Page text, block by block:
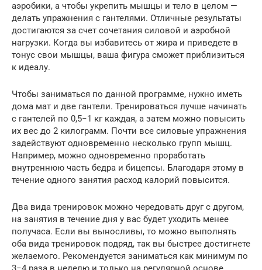
аэробики, а чтобы укрепить мышцы и тело в целом —
делать упражнения с гантелями. Отличные результаты
достигаются за счет сочетания силовой и аэробной
нагрузки. Когда вы избавитесь от жира и приведете в
тонус свои мышцы, ваша фигура сможет приблизиться
к идеалу.
Чтобы заниматься по данной программе, нужно иметь
дома мат и две гантели. Тренироваться лучше начинать
с гантелей по 0,5−1 кг каждая, а затем можно повысить
их вес до 2 килограмм. Почти все силовые упражнения
задействуют одновременно несколько групп мышц.
Например, можно одновременно проработать
внутреннюю часть бедра и бицепсы. Благодаря этому в
течение одного занятия расход калорий повысится.
Два вида тренировок можно чередовать друг с другом,
на занятия в течение дня у вас будет уходить менее
получаса. Если вы выносливы, то можно выполнять
оба вида тренировок подряд, так вы быстрее достигнете
желаемого. Рекомендуется заниматься как минимум по